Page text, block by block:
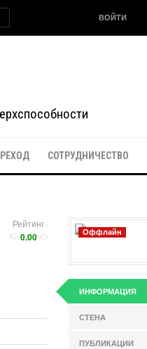
ВОЙТИ
СОТРУДНИЧЕСТВО
Рейтинг
0.00
Оффлайн
ИНФОРМАЦИЯ
СТЕНА
ПУБЛИКАЦИИ